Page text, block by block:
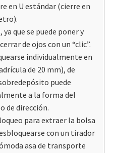
en U estándar (cierre en
que se puede poner y
de ojos con un “clic”.
individualmente en
de 20 mm), de
puede
a la forma del
de dirección.
para extraer la bolsa
con un tirador
asa de transporte